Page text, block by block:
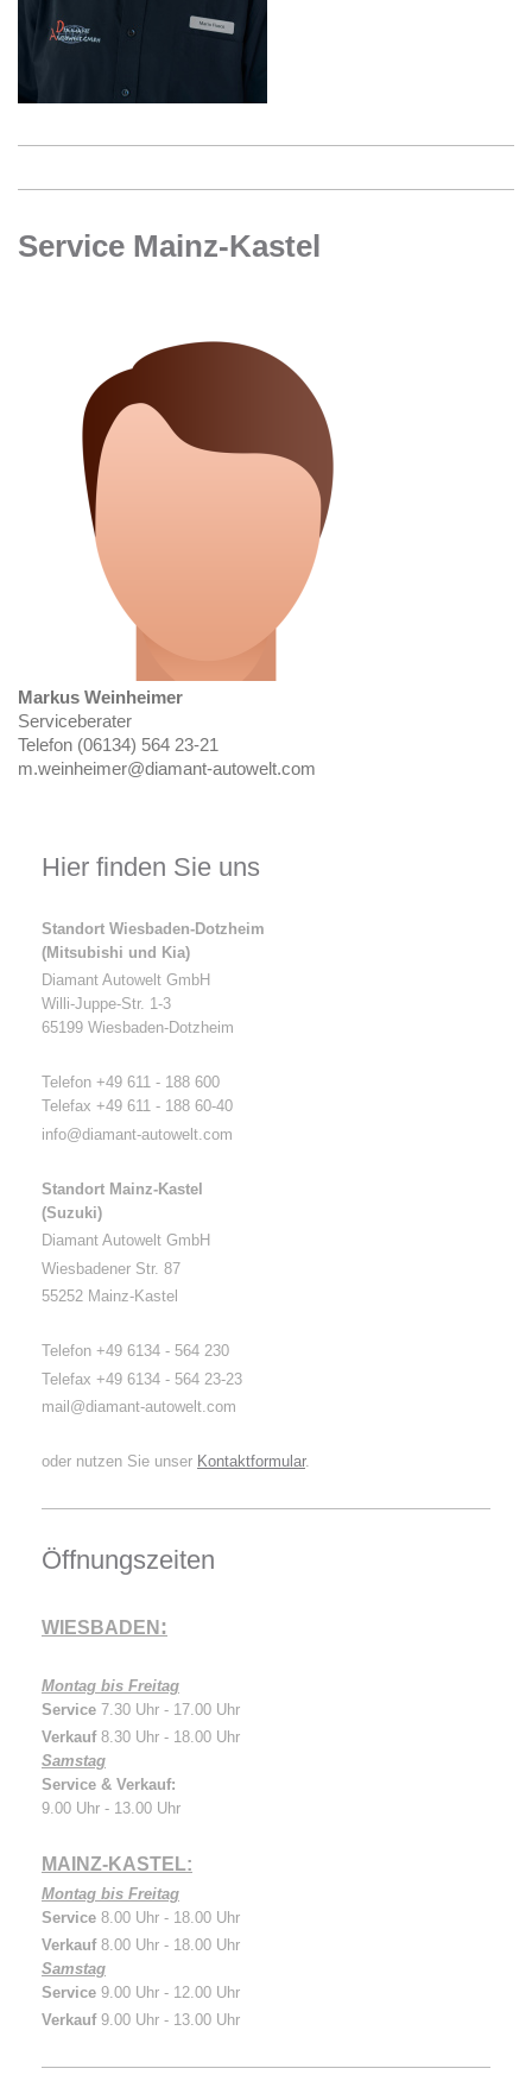
Service Mainz-Kastel
Markus Weinheimer
Serviceberater
Telefon (06134) 564 23-21
m.weinheimer@diamant-autowelt.com
Hier finden Sie uns
Standort Wiesbaden-Dotzheim
(Mitsubishi und Kia)
Diamant Autowelt GmbH
Willi-Juppe-Str. 1-3
65199 Wiesbaden-Dotzheim
Telefon +49 611 - 188 600
Telefax +49 611 - 188 60-40
info@diamant-autowelt.com
Standort Mainz-Kastel
(Suzuki)
Diamant Autowelt GmbH
Wiesbadener Str. 87
55252 Mainz-Kastel
Telefon +49 6134 - 564 230
Telefax +49 6134 - 564 23-23
mail @diamant-autowelt.com
oder nutzen Sie unser Kontaktformular.
Öffnungszeiten
WIESBADEN :
Montag bis Freitag
Service 7.30 Uhr - 17.00 Uhr
Verkauf8.30 Uhr - 18.00 Uhr
Samstag
Service & Verkauf:
9.00 Uhr - 13.00 Uhr
MAINZ-KASTEL:
Montag bis Freitag
Service 8.00 Uhr - 18.00 Uhr
Verkauf8.00 Uhr - 18.00 Uhr
Samstag
Service 9.00 Uhr - 12.00 Uhr
Verkauf9.00 Uhr - 13.00 Uhr